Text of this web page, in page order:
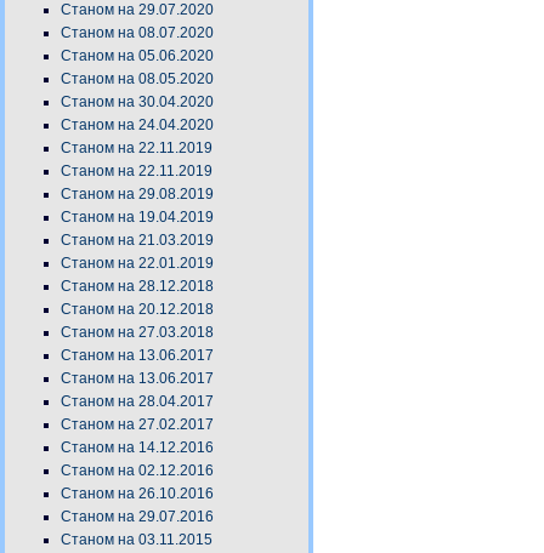
Станом на 29.07.2020
Станом на 08.07.2020
Станом на 05.06.2020
Станом на 08.05.2020
Станом на 30.04.2020
Станом на 24.04.2020
Станом на 22.11.2019
Станом на 22.11.2019
Станом на 29.08.2019
Станом на 19.04.2019
Станом на 21.03.2019
Станом на 22.01.2019
Станом на 28.12.2018
Станом на 20.12.2018
Станом на 27.03.2018
Станом на 13.06.2017
Станом на 13.06.2017
Станом на 28.04.2017
Станом на 27.02.2017
Станом на 14.12.2016
Станом на 02.12.2016
Станом на 26.10.2016
Станом на 29.07.2016
Станом на 03.11.2015